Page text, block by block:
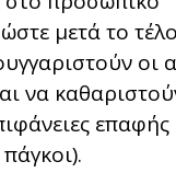
μετά το
οι
να